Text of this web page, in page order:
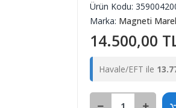
Ürün Kodu:
Marka: Magneti
14.500,00
Havale/EFT ile